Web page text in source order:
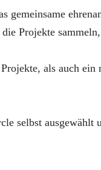
gemeinsame
Projekte
als auch
selbst